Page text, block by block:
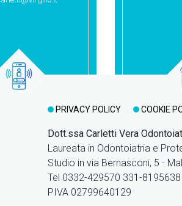
PRIVACY POLICY COOKIE
Dott.ssa Carletti Vera
Laureata in Odontoiatria e
Studio in via Bernasconi, 5 -
Tel 0332-429570 331-8195638
PIVA 02799640129